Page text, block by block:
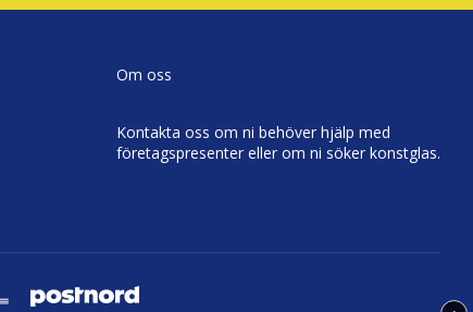
Om oss
Kontakta oss om ni behöver hjälp med
företagspresenter eller om ni söker konstglas.